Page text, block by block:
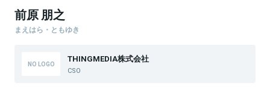
前原 朋之
まえはら・ともゆき
THINGMEDIA株式会社
CSO